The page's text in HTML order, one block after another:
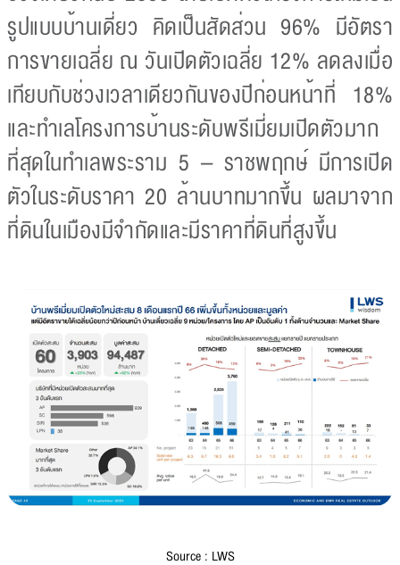
รูปแบบบ้านเดี่ยว คิดเป็นสัดส่วน 96% มีอัตรา
การขายเฉลี่ย ณ วันเปิดตัวเฉลี่ย 12% ลดลงเมื่อ
เทียบกับช่วงเวลาเดียวกันของปีก่อนหน้าที่ 18%
และทำเลโครงการบ้านระดับพรีเมี่ยมเปิดตัวมาก
ที่สุดในทำเลพระราม 5 – ราชพฤกษ์ มีการเปิด
ตัวในระดับราคา 20 ล้านบาทมากขึ้น ผลมาจาก
ที่ดินในเมืองมีจำกัดและมีราคาที่ดินที่สูงขึ้น
Source : LWS